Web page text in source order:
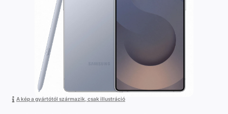
A kép a gyártótól származik, csak illustráció